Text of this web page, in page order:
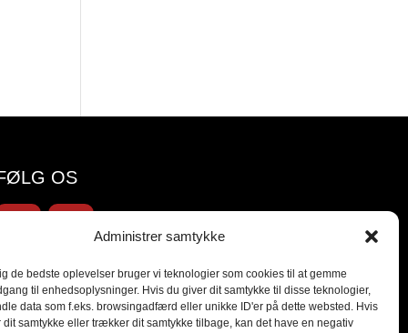
Administrer samtykke
de bedste oplevelser bruger vi teknologier som cookies til at gemme
til enhedsoplysninger. Hvis du giver dit samtykke til disse teknologier,
data som f.eks. browsingadfærd eller unikke ID'er på dette websted. Hvis
dit samtykke eller trækker dit samtykke tilbage, kan det have en negativ
OS